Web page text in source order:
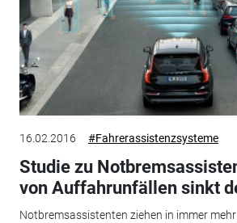
16.02.2016 #Fahrerassistenzsysteme
Studie zu
von Auffahrunfällen sinkt
Notbremsassistenten ziehen in immer